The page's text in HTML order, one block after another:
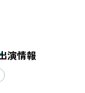
演情報